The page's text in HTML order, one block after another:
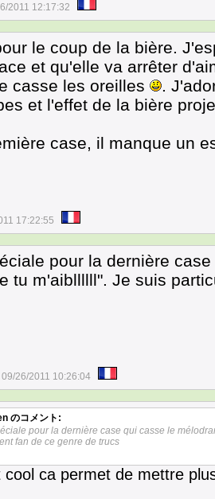
2011 12:17:32
le coup de la bière.
et qu'elle va arrêter
casse les oreilles
.
et l'effet de la bière
case, il manque un
17:22:55
pour la dernière
tu m'aibllllll". Je suis
09/26/2011 10:26:04
のコメント:
pour la dernière case qui casse le
fan de ce genre de trucs
cool ca permet de mettre